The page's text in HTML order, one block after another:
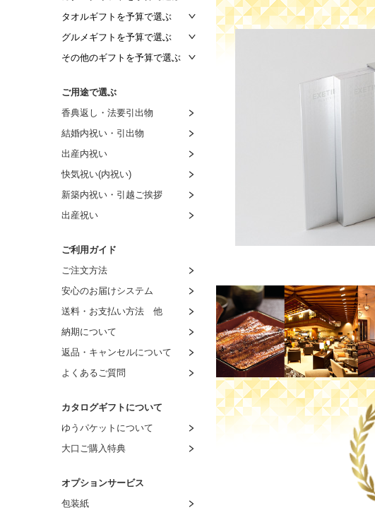
～2,000円
～2,500円
～3,000円
～4,000円
～4,500円
～5,000円
～6,000円
～9,000円
～11,000円
～16,000円
～21,000円
タオルギフトを予算で選ぶ
～1,000円
～1,500円
～3,000円
～4,000円
～5,000円
～6,000円
～7,000円
～8,000円
8,001円～
グルメギフトを予算で選ぶ
～1,000円
～2,000円
～3,000円
～4,000円
～5,000円
～6,000円
～7,000円
～8,000円
8,001円～
その他のギフトを予算で選ぶ
～1,500円
～2,000円
～3,000円
～4,000円
～5,000円
～6,000円
～7,000円
～8,000円
ご用途で選ぶ
香典返し・法要引出物
結婚内祝い・引出物
出産内祝い
快気祝い(内祝い)
新築内祝い・引越ご挨拶
出産祝い
ご利用ガイド
ご注文方法
安心のお届けシステム
送料・お支払い方法 他
納期について
返品・キャンセルについて
よくあるご質問
カタログギフトについて
ゆうパケットについて
大口ご購入特典
オプションサービス
包装紙